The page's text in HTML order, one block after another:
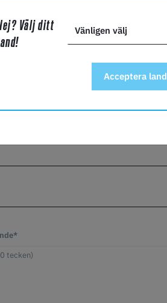
Välj ditt
Acceptera land